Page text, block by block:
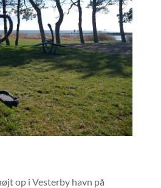
op i Vesterby havn på